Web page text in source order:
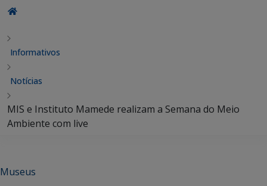
Informativos
Notícias
MIS e Instituto Mamede realizam a Semana do Meio
Ambiente com live
Museus